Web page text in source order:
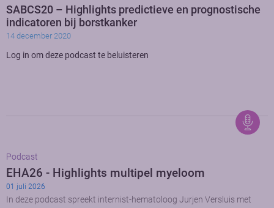
SABCS20 – Highlights predictieve en prognostische
indicatoren bij borstkanker
14 december 2020
Log in om deze podcast te beluisteren
Podcast
EHA26 - Highlights multipel myeloom
01 juli 2026
In deze podcast spreekt internist-hematoloog Jurjen Versluis met